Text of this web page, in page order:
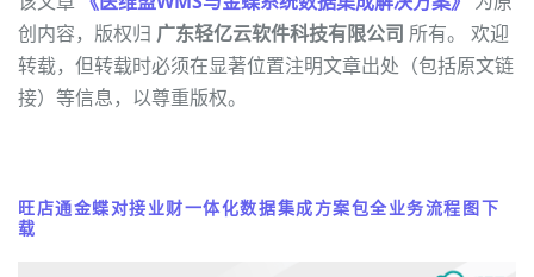
创内容，版权归 广东轻亿云软件科技有限公司 所有。 欢迎
转载，但转载时必须在显著位置注明文章出处（包括原文链
接）等信息，以尊重版权。
旺店通金蝶对接业财一体化数据集成方案包全业务流程图下
载